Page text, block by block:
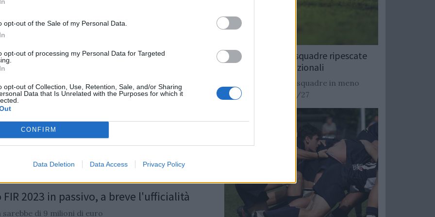
opt-out of the Sale of my Personal Data.
opt-out of processing my Personal Data for Targeted
opt-out of Collection, Use, Retention, Sale, and/or Sharing
Data that Is Unrelated with the Purposes for which it
CONFIRM
Data Deletion Data Access Privacy Policy
/ 15.07.2024 12:39
FIR dietro l'angolo: si vota il 15
l'assemblea elettiva, i club d'Italia decideranno il
FIR
FIR 2023 in passivo, a breve l'ufficialità
di 9 milioni di euro
Rugby: Record di squadre ripescate
nei campionati nazionali
Si stimano oltre 20 squadre in meno
dalla stagione 2026/27